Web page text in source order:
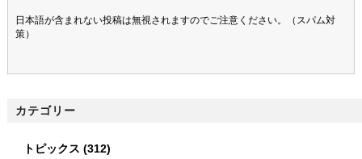
日本語が含まれない投稿は無視されますのでご注意ください。（スパム対
策）
カテゴリー
トピックス (312)